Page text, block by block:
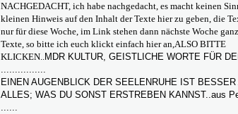
NACHGEDACHT, ich habe nachgedacht, es macht keinen
kleinen Hinweis auf den Inhalt der Texte hier zu geben, die
nur für diese Woche, im Link stehen dann nächste Woche
Texte, so bitte ich euch klickt einfach hier an,ALSO BITTE
KLICKEN..MDR KULTUR, GEISTLICHE WORTE FÜR
................
EINEN AUGENBLICK DER SEELENRUHE IST BESSER
ALLES; WAS DU SONST ERSTREBEN KANNST..aus
......